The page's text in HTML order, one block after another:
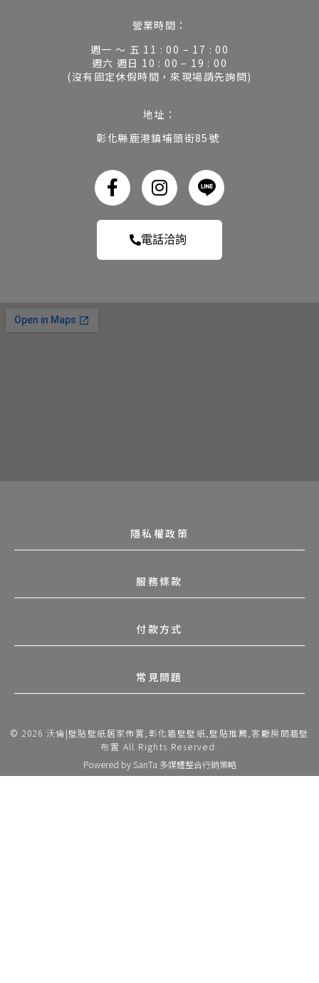
營業時間：
週一 ～ 五 11 : 00 – 17 : 00
週六 週日 10 : 00 – 19 : 00
(沒有固定休假時間，來現場請先詢問)
地址：
彰化縣鹿港鎮埔頭街85號
電話洽詢
隱私權政策
服務條款
付款方式
常見問題
© 2026 沃倫|壁貼壁紙居家佈置,彰化牆壁壁紙,壁貼推薦,客廳房間牆壁
布置 All Rights Reserved.
Powered by SanTa 多媒體整合行銷策略